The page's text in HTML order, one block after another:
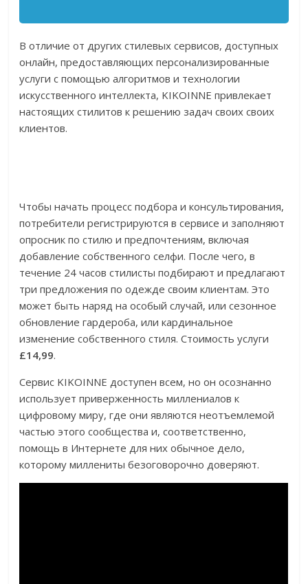
В отличие от других стилевых сервисов, доступных
онлайн, предоставляющих персонализированные
услуги с помощью алгоритмов и технологии
искусственного интеллекта, KIKOINNE привлекает
настоящих стилитов к решению задач своих своих
клиентов.
Чтобы начать процесс подбора и консультирования,
потребители регистрируются в сервисе и заполняют
опросник по стилю и предпочтениям, включая
добавление собственного селфи. После чего, в
течение 24 часов стилисты подбирают и предлагают
три предложения по одежде своим клиентам. Это
может быть наряд на особый случай, или сезонное
обновление гардероба, или кардинальное
изменение собственного стиля. Стоимость услуги
£14,99.
Сервис KIKOINNE доступен всем, но он осознанно
использует приверженность миллениалов к
цифровому миру, где они являются неотъемлемой
частью этого сообщества и, соответственно,
помощь в Интернете для них обычное дело,
которому миллениты безоговорочно доверяют.